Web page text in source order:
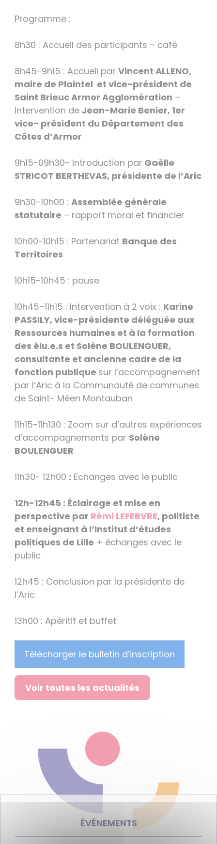
Programme :
8h30 : Accueil des participants – café
8h45-9h15 : Accueil par Vincent ALLENO,
maire de Plaintel et vice-président de
Saint Brieuc Armor Agglomération –
Intervention de Jean-Marie Benier, 1er
vice- président du Département des
Côtes d’Armor
9h15-09h30- Introduction par Gaëlle
STRICOT BERTHEVAS, présidente de l’Aric
9h30-10h00 : Assemblée générale
statutaire – rapport moral et financier
10h00-10h15 : Partenariat Banque des
Territoires
10h15-10h45 : pause
10h45–11h15 : Intervention à 2 voix : Karine
PASSILY, vice-présidente déléguée aux
Ressources humaines et à la formation
des élu.e.s et Solène BOULENGUER,
consultante et ancienne cadre de la
fonction publique sur l’accompagnement
par l’Aric à la Communauté de communes
de Saint- Méen Montauban
11h15-11h130 : Zoom sur d’autres expériences
d’accompagnements par Solène
BOULENGUER
11h30- 12h00 : Echanges avec le public
12h-12h45 : Éclairage et mise en
perspective par Rémi LEFEBVRE, politiste
et enseignant à l’Institut d’études
politiques de Lille + échanges avec le
public
12h45 : Conclusion par la présidente de
l’Aric
13h00 : Apéritif et buffet
Télécharger le bulletin d’inscription
Voir toutes les actualités
ÉVÉNEMENTS